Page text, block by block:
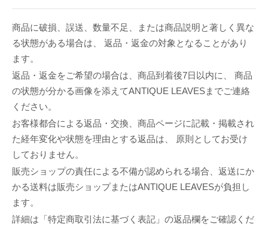
商品に破損、誤送、数量不足、または商品説明と著しく異な
る状態がある場合は、 返品・返金の対象となることがあり
ます。
返品・返金をご希望の場合は、商品到着後7日以内に、 商品
の状態が分かる画像を添えてANTIQUE LEAVESまでご連絡
ください。
お客様都合による返品・交換、商品ページに記載・掲載され
た経年変化や状態を理由とする返品は、 原則としてお受け
しておりません。
販売ショップの責任による不備が認められる場合、返送にか
かる送料は販売ショップまたはANTIQUE LEAVESが負担し
ます。
詳細は「特定商取引法に基づく表記」の返品欄をご確認くだ